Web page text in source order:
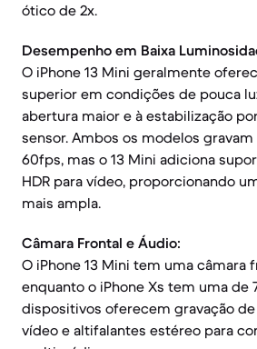
ótico de 2x.
Desempenho em Baixa
O iPhone 13 Mini geralmente
superior em condições de pouca
abertura maior e à estabilização
sensor. Ambos os modelos
60fps, mas o 13 Mini adiciona
HDR para vídeo, proporcionando
mais ampla.
Câmara Frontal e Áudio:
O iPhone 13 Mini tem uma câmara
enquanto o iPhone Xs tem uma de
dispositivos oferecem gravação
vídeo e altifalantes estéreo para